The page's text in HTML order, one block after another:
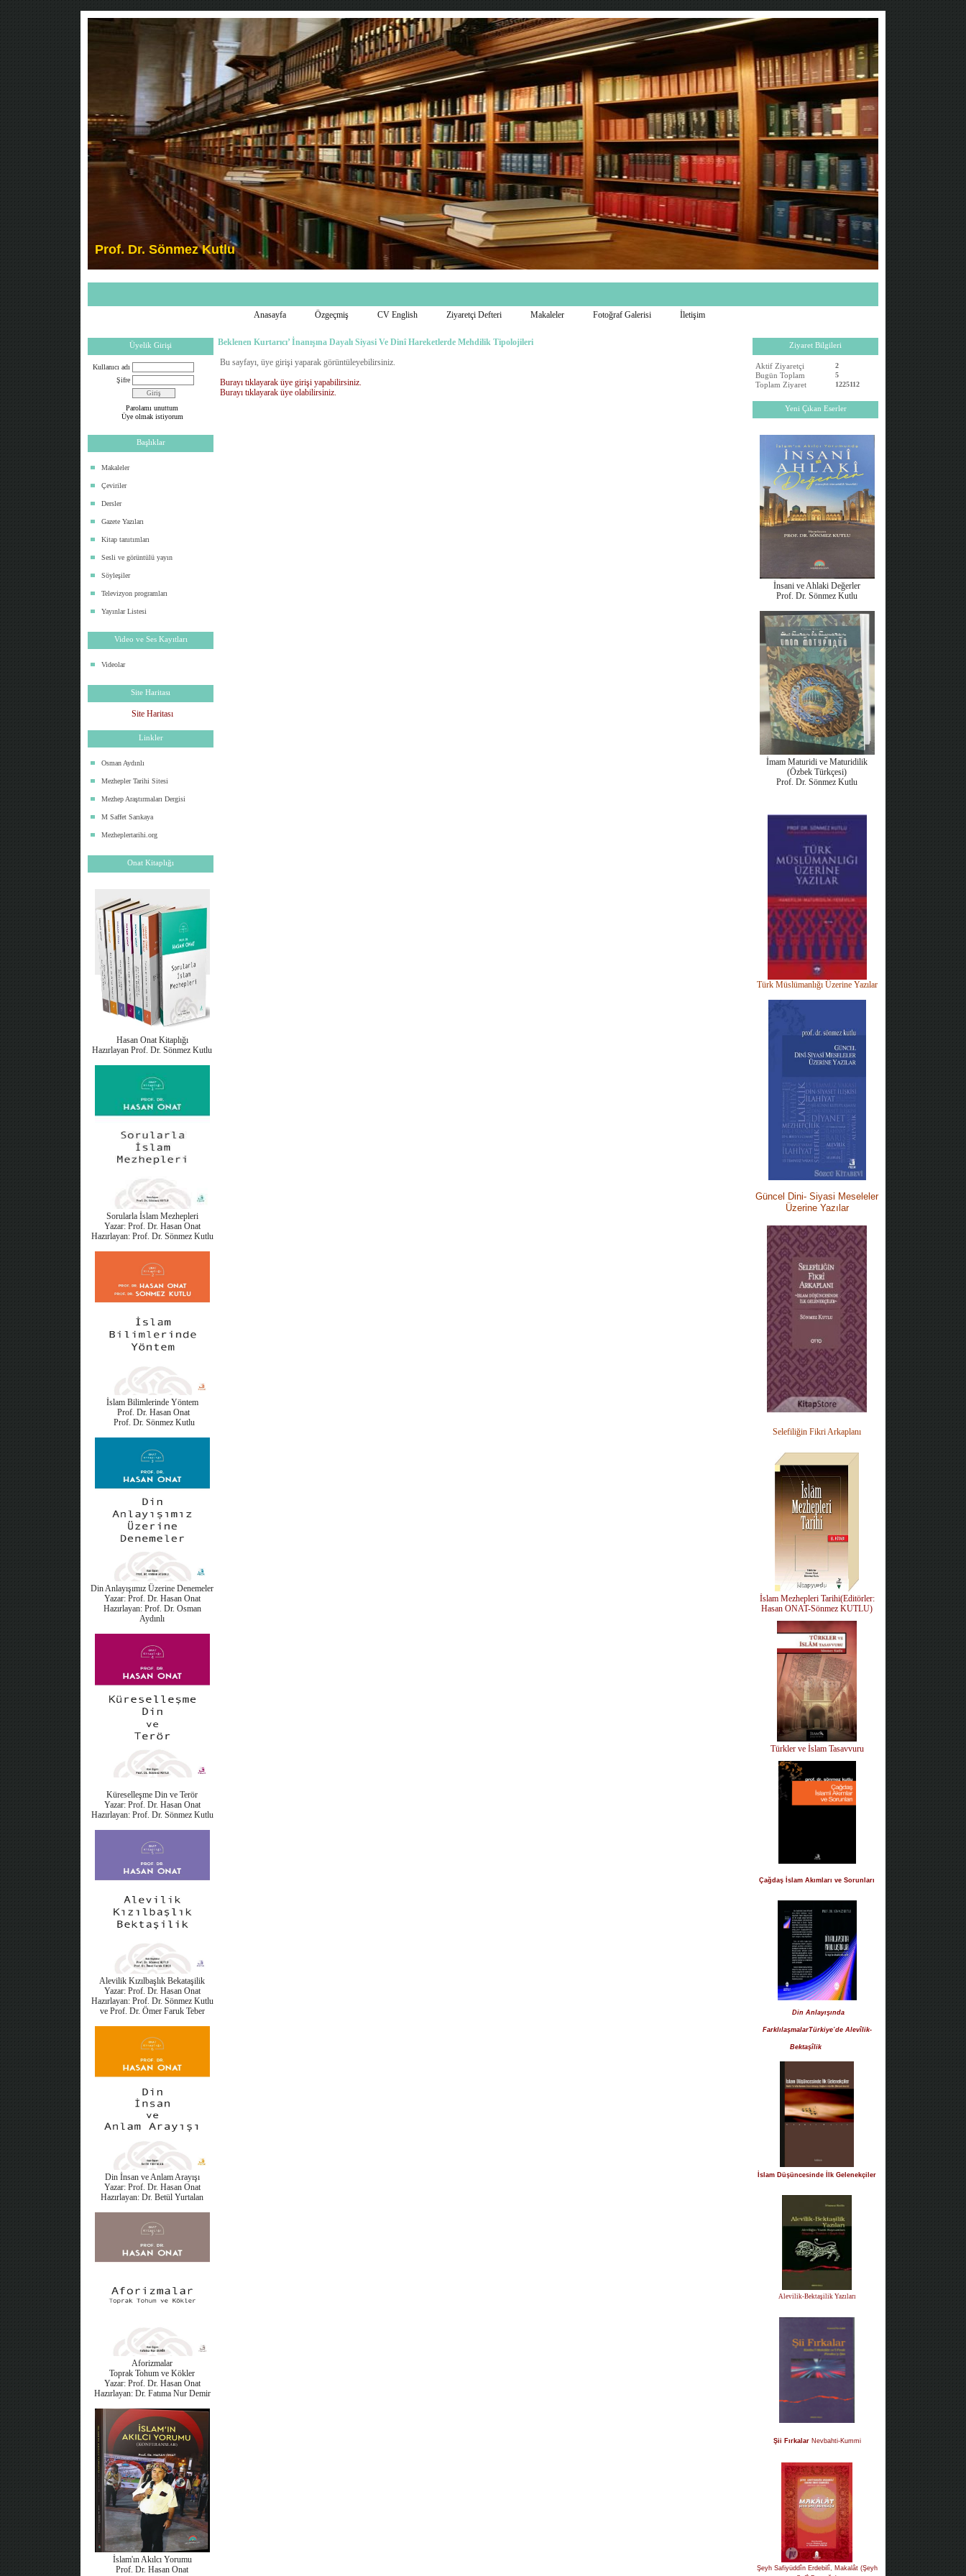
Anasayfa Özgeçmiş CV English Ziyaretçi Defteri Makaleler Fotoğraf Galerisi İletişim
Üyelik Girişi
Kullanıcı adı
Şifre
Parolamı unuttum
Üye olmak istiyorum
Başlıklar
Makaleler
Çeviriler
Dersler
Gazete Yazıları
Kitap tanıtımları
Sesli ve görüntülü yayın
Söyleşiler
Televizyon programları
Yayınlar Listesi
Video ve Ses Kayıtları
Videolar
Site Haritası
Site Haritası
Linkler
Osman Aydınlı
Mezhepler Tarihi Sitesi
Mezhep Araştırmaları Dergisi
M Saffet Sarıkaya
Mezheplertarihi.org
Onat Kitaplığı
Hasan Onat Kitaplığı
Hazırlayan Prof. Dr. Sönmez Kutlu
Sorularla İslam Mezhepleri
Yazar: Prof. Dr. Hasan Onat
Hazırlayan: Prof. Dr. Sönmez Kutlu
İslam Bilimlerinde Yöntem
Prof. Dr. Hasan Onat
Prof. Dr. Sönmez Kutlu
Din Anlayışımız Üzerine Denemeler
Yazar: Prof. Dr. Hasan Onat
Hazırlayan: Prof. Dr. Osman
Aydınlı
Küreselleşme Din ve Terör
Yazar: Prof. Dr. Hasan Onat
Hazırlayan: Prof. Dr. Sönmez Kutlu
Alevilik Kızılbaşlık Bekataşilik
Yazar: Prof. Dr. Hasan Onat
Hazırlayan: Prof. Dr. Sönmez Kutlu
ve Prof. Dr. Ömer Faruk Teber
Din İnsan ve Anlam Arayışı
Yazar: Prof. Dr. Hasan Onat
Hazırlayan: Dr. Betül Yurtalan
Aforizmalar
Toprak Tohum ve Kökler
Yazar: Prof. Dr. Hasan Onat
Hazırlayan: Dr. Fatıma Nur Demir
İslam'ın Akılcı Yorumu
Prof. Dr. Hasan Onat
Beklenen Kurtarıcı’ İnanışına Dayalı Siyasi Ve Dinî Hareketlerde Mehdilik Tipolojileri
Bu sayfayı, üye girişi yaparak görüntüleyebilirsiniz.
Burayı tıklayarak üye girişi yapabilirsiniz.
Burayı tıklayarak üye olabilirsiniz.
Ziyaret Bilgileri
Aktif Ziyaretçi 2
Bugün Toplam 5
Toplam Ziyaret 1225112
Yeni Çıkan Eserler
İnsani ve Ahlaki Değerler
Prof. Dr. Sönmez Kutlu
İmam Maturidi ve Maturidilik
(Özbek Türkçesi)
Prof. Dr. Sönmez Kutlu
Türk Müslümanlığı Üzerine Yazılar
Güncel Dini- Siyasi Meseleler
Üzerine Yazılar
Selefiliğin Fikri Arkaplanı
İslam Mezhepleri Tarihi(Editörler:
Hasan ONAT-Sönmez KUTLU)
Türkler ve İslam Tasavvuru
Çağdaş İslam Akımları ve Sorunları
Din Anlayışında
FarklılaşmalarTürkiye’de Alevîlik-
Bektaşîlik
İslam Düşüncesinde İlk Gelenekçiler
Alevilik-Bektaşilik Yazıları
Şii Fırkalar Nevbahti-Kummi
Şeyh Safiyüddîn Erdebilî, Makalât (Şeyh